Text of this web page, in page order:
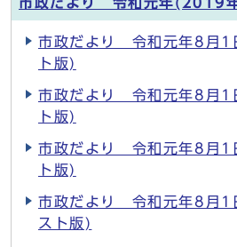
市政だより 令和元年8月
ト版)
市政だより 令和元年8月
ト版)
市政だより 令和元年8月
ト版)
市政だより 令和元年8月
スト版)